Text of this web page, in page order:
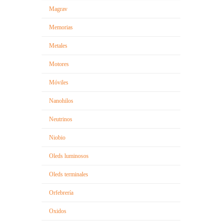
Magrav
Memorias
Metales
Motores
Móviles
Nanohilos
Neutrinos
Niobio
Oleds luminosos
Oleds terminales
Orfebrería
Oxidos